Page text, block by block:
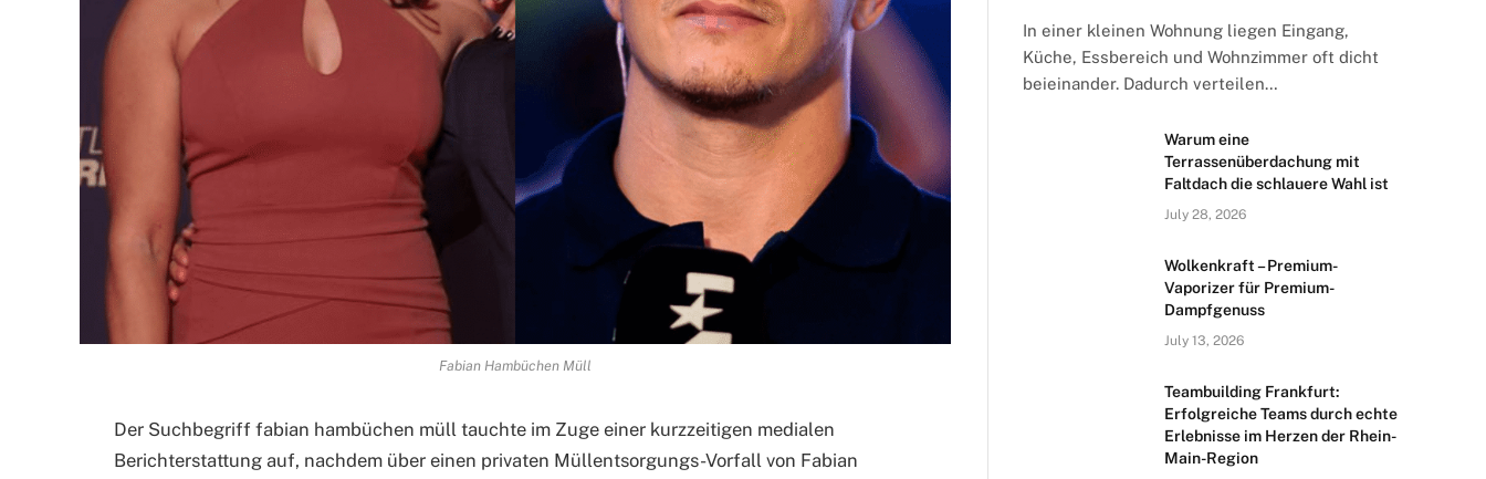
Fabian Hambüchen Müll
Der Suchbegriff fabian hambüchen müll tauchte im Zuge einer kurzzeitigen medialen
Berichterstattung auf, nachdem über einen privaten Müllentsorgungs-Vorfall von Fabian
In einer kleinen Wohnung liegen Eingang,
Küche, Essbereich und Wohnzimmer oft dicht
beieinander. Dadurch verteilen…
Warum eine
Terrassenüberdachung mit
Faltdach die schlauere Wahl ist
July 28, 2026
Wolkenkraft – Premium-
Vaporizer für Premium-
Dampfgenuss
July 13, 2026
Teambuilding Frankfurt:
Erfolgreiche Teams durch echte
Erlebnisse im Herzen der Rhein-
Main-Region